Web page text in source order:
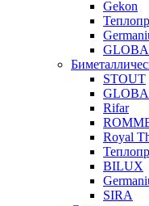
Gekon
STOUT
Rifar
Royal
BILUX
SIRA